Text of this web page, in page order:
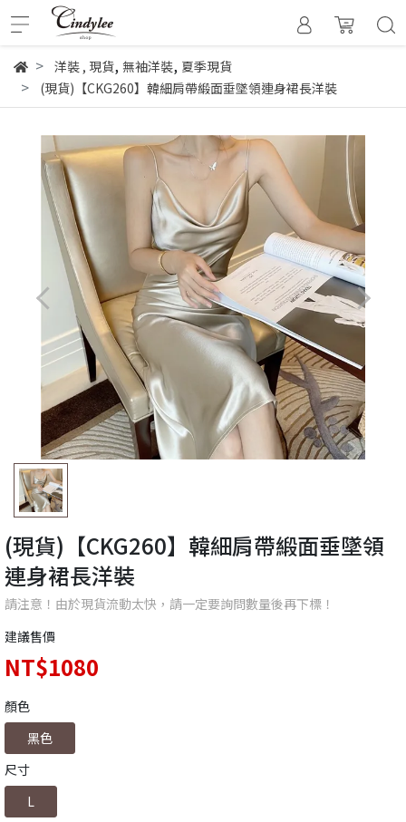
洋裝, 現貨, 無袖洋裝, 夏季現貨
(現貨)【CKG260】韓細肩帶緞面垂墜領連身裙長洋裝
(現貨)【CKG260】韓細肩帶緞面垂墜領
連身裙長洋裝
請注意！由於現貨流動太快，請一定要詢問數量後再下標！
建議售價
NT$1080
顏色
黑色
尺寸
L